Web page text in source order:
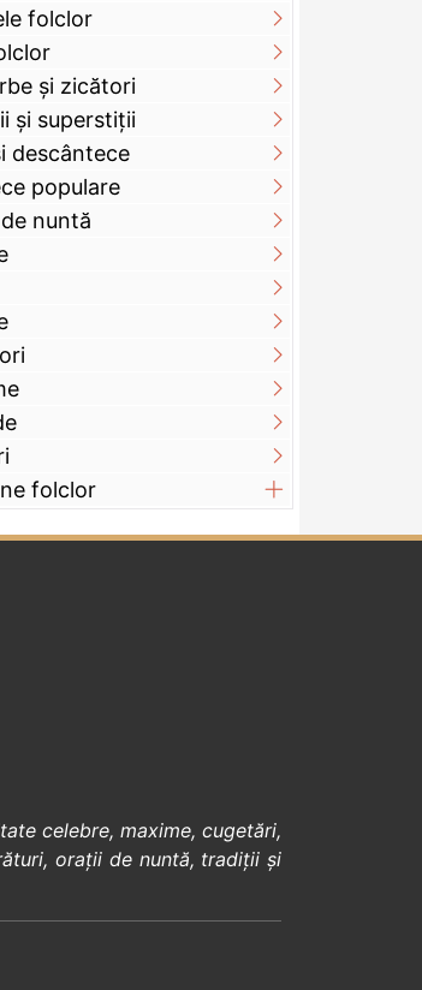
folclor
și zicători
și superstiții
descântece
populare
nuntă
folclor
celebre, maxime,cugetări,
, orații de nuntă, tradiții și